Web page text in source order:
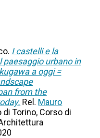
I castelli e la
urbano in
a oggi =
from the
Rel. Mauro
Torino, Corso di